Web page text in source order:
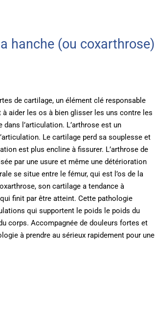
hanche (ou coxarthrose)
de cartilage, un élément clé responsable
aider les os à bien glisser les uns contre les
l’articulation. L’arthrose est un
Le cartilage perd sa souplesse et
est plus encline à fissurer. L’arthrose de
par une usure et même une détérioration
se situe entre le fémur, qui est l’os de la
son cartilage a tendance à
finit par être atteint. Cette pathologie
qui supportent le poids le poids du
corps. Accompagnée de douleurs fortes et
à prendre au sérieux rapidement pour une